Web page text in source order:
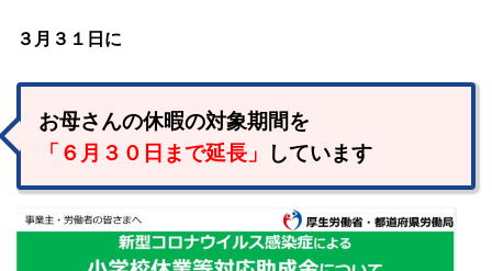
３月３１日に
お母さんの休暇の対象期間を
「６月３０日まで延長」 しています